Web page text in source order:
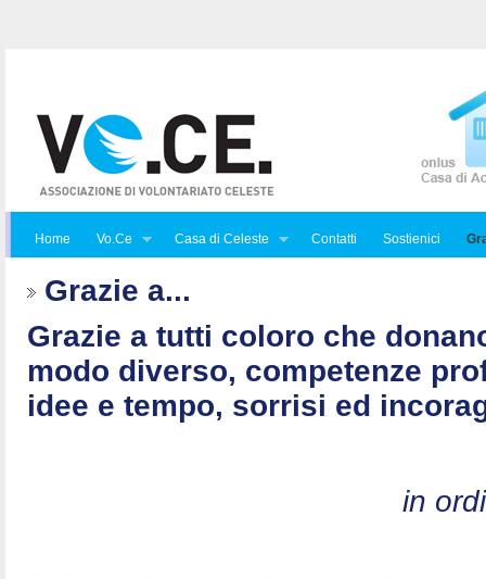
Home Vo.Ce Casa di Celeste Contatti Sostienici
Grazie a...
Grazie a tutti coloro che
modo diverso, competenze
idee e tempo, sorrisi ed
in